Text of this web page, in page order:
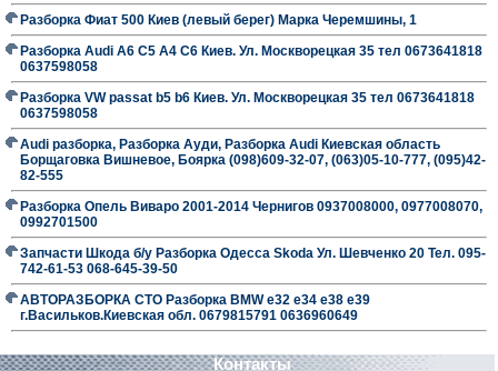
Разборка Фиат 500 Киев (левый берег) Марка Черемшины, 1
Разборка Audi A6 C5 A4 C6 Киев. Ул. Москворецкая 35 тел 0673641818
0637598058
Разборка VW passat b5 b6 Киев. Ул. Москворецкая 35 тел 0673641818
0637598058
Audi разборка, Разборка Ауди, Разборка Audi Киевская область
Борщаговка Вишневое, Боярка (098)609-32-07, (063)05-10-777, (095)42-
82-555
Разборка Опель Виваро 2001-2014 Чернигов 0937008000, 0977008070,
0992701500
Запчасти Шкода б/у Разборка Одесса Skoda Ул. Шевченко 20 Тел. 095-
742-61-53 068-645-39-50
АВТОРАЗБОРКА СТО Разборка BMW е32 е34 е38 е39
г.Васильков.Киевская обл. 0679815791 0636960649
Контакты